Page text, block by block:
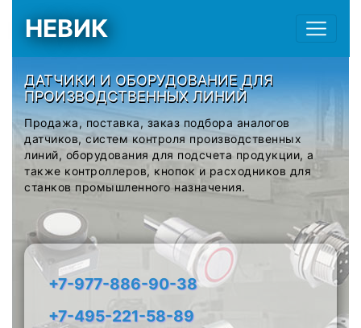
НЕВИК
ДАТЧИКИ И ОБОРУДОВАНИЕ ДЛЯ
ПРОИЗВОДСТВЕННЫХ ЛИНИЙ
Продажа, поставка, заказ подбора аналогов
датчиков, систем контроля производственных
линий, оборудования для подсчета продукции, а
также контроллеров, кнопок и расходников для
станков промышленного назначения.
+7-977-886-90-38
+7-495-221-58-89